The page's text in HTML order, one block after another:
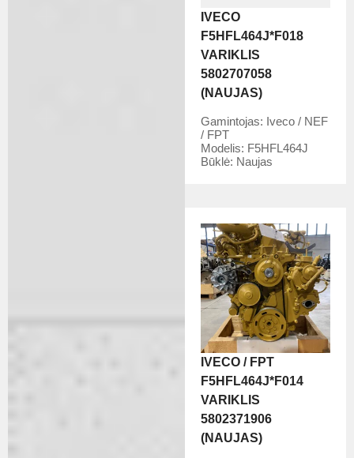
IVECO
F5HFL464J*F018
VARIKLIS
5802707058
(NAUJAS)
Gamintojas: Iveco / NEF
/ FPT
Modelis: F5HFL464J
Būklė: Naujas
IVECO / FPT
F5HFL464J*F014
VARIKLIS
5802371906
(NAUJAS)